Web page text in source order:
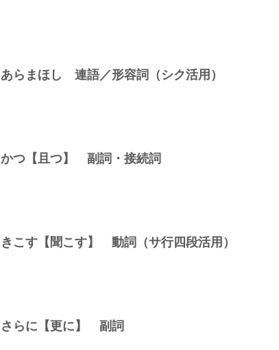
あらまほし 連語／形容詞（シク活用）
かつ【且つ】 副詞・接続詞
きこす【聞こす】 動詞（サ行四段活用）
さらに【更に】 副詞